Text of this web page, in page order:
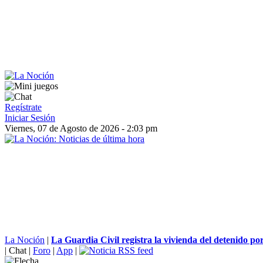
Regístrate
Iniciar Sesión
Viernes, 07 de Agosto de 2026 - 2:03 pm
La Noción | La Guardia Civil registra la vivienda del detenido
| Chat | Foro | App |